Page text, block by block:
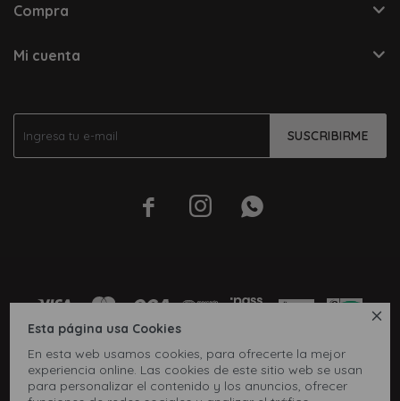

Esta página usa Cookies
En esta web usamos cookies, para ofrecerte la mejor
experiencia online. Las cookies de este sitio web se usan
para personalizar el contenido y los anuncios, ofrecer
SUSCRIBIRME
  
Compra
Mi cuenta